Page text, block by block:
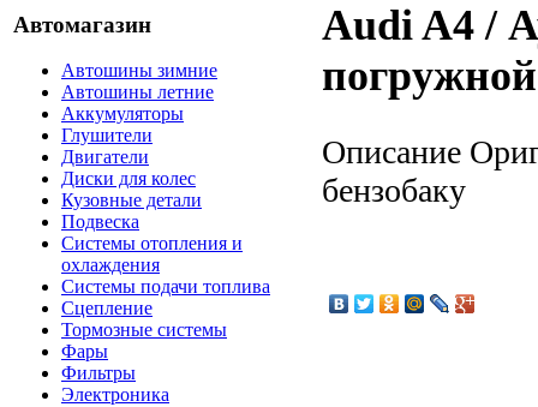
Автомагазин
Автошины зимние
Автошины летние
Аккумуляторы
Глушители
Двигатели
Диски для колес
Кузовные детали
Подвеска
Системы отопления и
охлаждения
Системы подачи топлива
Сцепление
Тормозные системы
Фары
Фильтры
Электроника
Audi A4 /
Описание
бензобаку